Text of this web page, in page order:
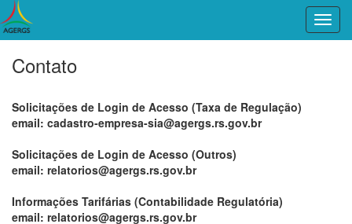
Contato
Solicitações de Login de Acesso (Taxa de Regulação)
email: cadastro-empresa-sia@agergs.rs.gov.br
Solicitações de Login de Acesso (Outros)
email: relatorios@agergs.rs.gov.br
Informações Tarifárias (Contabilidade Regulatória)
email: relatorios@agergs.rs.gov.br